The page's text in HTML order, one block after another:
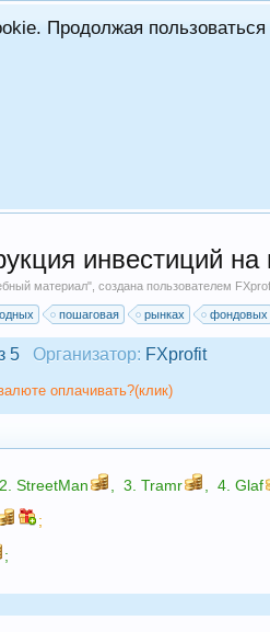
Продолжая
инвестиций
материал", создана пользователем
пошаговая рынках фондовых
5 Организатор: FXprofit
оплачивать?(клик)
2.StreetMan 3.Tramr 4.Glaf
;
;